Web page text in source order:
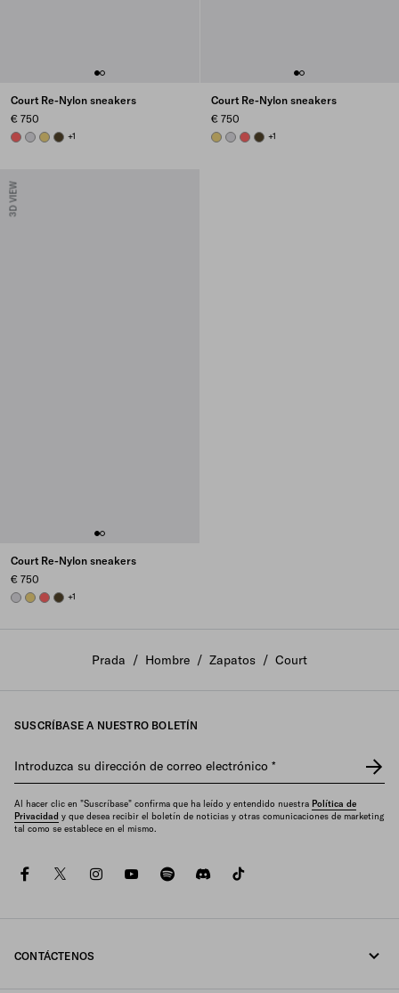
Court Re-Nylon sneakers
€ 750
CORALPEARL GRAY
PINEAPPLE
OLIVE GREEN
+1
Court Re-Nylon sneakers
€ 750
PINEAPPLE
PEARL GRAY
CORALOLIVE GREEN
+1
3D VIEW
Court Re-Nylon sneakers
€ 750
PEARL GRAY
PINEAPPLE
CORALOLIVE GREEN
+1
Prada / Hombre / Zapatos / Court
SUSCRÍBASE A NUESTRO BOLETÍN
Introduzca su dirección de correo electrónico *
Al hacer clic en "Suscríbase" confirma que ha leído y entendido nuestra Política de
Privacidad y que desea recibir el boletín de noticias y otras comunicaciones de marketing
tal como se establece en el mismo.
facebooktwitterinstagramyoutubespotifydiscord
CONTÁCTENOS